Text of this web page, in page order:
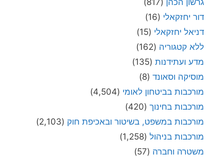
גרשון הכהן (817)
דור יחזקאלי (16)
דניאל יחזקאלי (15)
ללא קטגוריה (162)
מדע ועתידנות (135)
מוסיקה וסאונד (8)
מורכבות בביטחון לאומי (4,504)
מורכבות בחינוך (420)
מורכבות במשפט, בשיטור ובאכיפת חוק (2,103)
מורכבות בניהול (1,258)
משטרה וחברה (57)